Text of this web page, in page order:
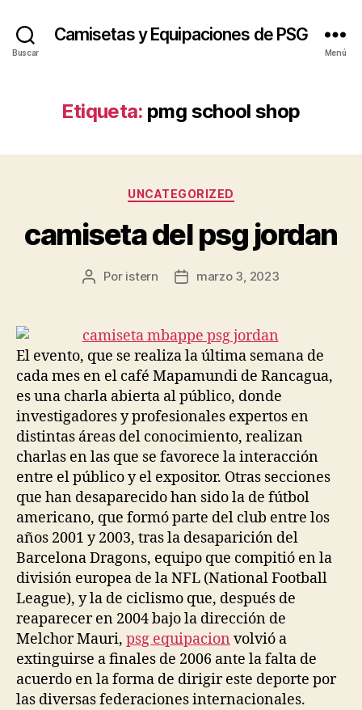
Buscar
Camisetas y Equipaciones de PSG
Menú
Etiqueta: pmg school shop
Categorías
UNCATEGORIZED
camiseta del psg jordan
Autor
entrada
Por istern
Fecha
entrada
marzo 3, 2023
El evento, que se realiza la última semana de
cada mes en el café Mapamundi de Rancagua,
es una charla abierta al público, donde
investigadores y profesionales expertos en
distintas áreas del conocimiento, realizan
charlas en las que se favorece la interacción
entre el público y el expositor. Otras secciones
que han desaparecido han sido la de fútbol
americano, que formó parte del club entre los
años 2001 y 2003, tras la desaparición del
Barcelona Dragons, equipo que compitió en la
división europea de la NFL (National Football
League), y la de ciclismo que, después de
reaparecer en 2004 bajo la dirección de
Melchor Mauri, psg equipacion volvió a
extinguirse a finales de 2006 ante la falta de
acuerdo en la forma de dirigir este deporte por
las diversas federaciones internacionales.